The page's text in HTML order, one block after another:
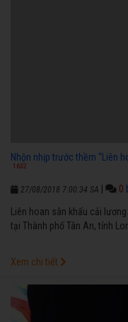
Nhộn nhịp trước thềm “Liên
1632
27/08/2018 7:00:34 SA 0
Liên hoan sân khấu cải
tại Thành phố Tân An, tỉnh
Xem chi tiết